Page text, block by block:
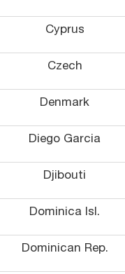
Cyprus
Czech
Denmark
Diego Garcia
Djibouti
Dominica Isl.
Dominican Rep.